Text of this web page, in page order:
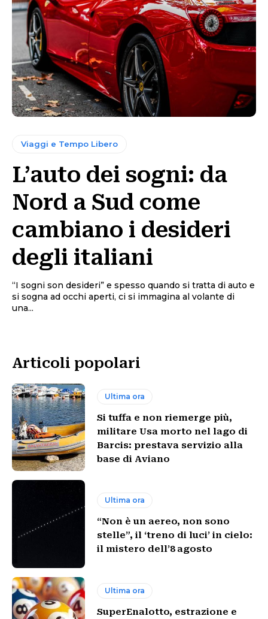
Viaggi e Tempo Libero
L’auto dei sogni: da
Nord a Sud come
cambiano i desideri
degli italiani
“I sogni son desideri” e spesso quando si tratta di auto e
si sogna ad occhi aperti, ci si immagina al volante di
una...
Articoli popolari
Ultima ora
Si tuffa e non riemerge più,
militare Usa morto nel lago di
Barcis: prestava servizio alla
base di Aviano
Ultima ora
“Non è un aereo, non sono
stelle”, il ‘treno di luci’ in cielo:
il mistero dell’8 agosto
Ultima ora
SuperEnalotto, estrazione e